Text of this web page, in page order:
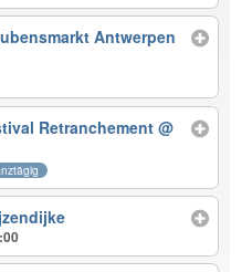
Antwerpen
Retranchement@